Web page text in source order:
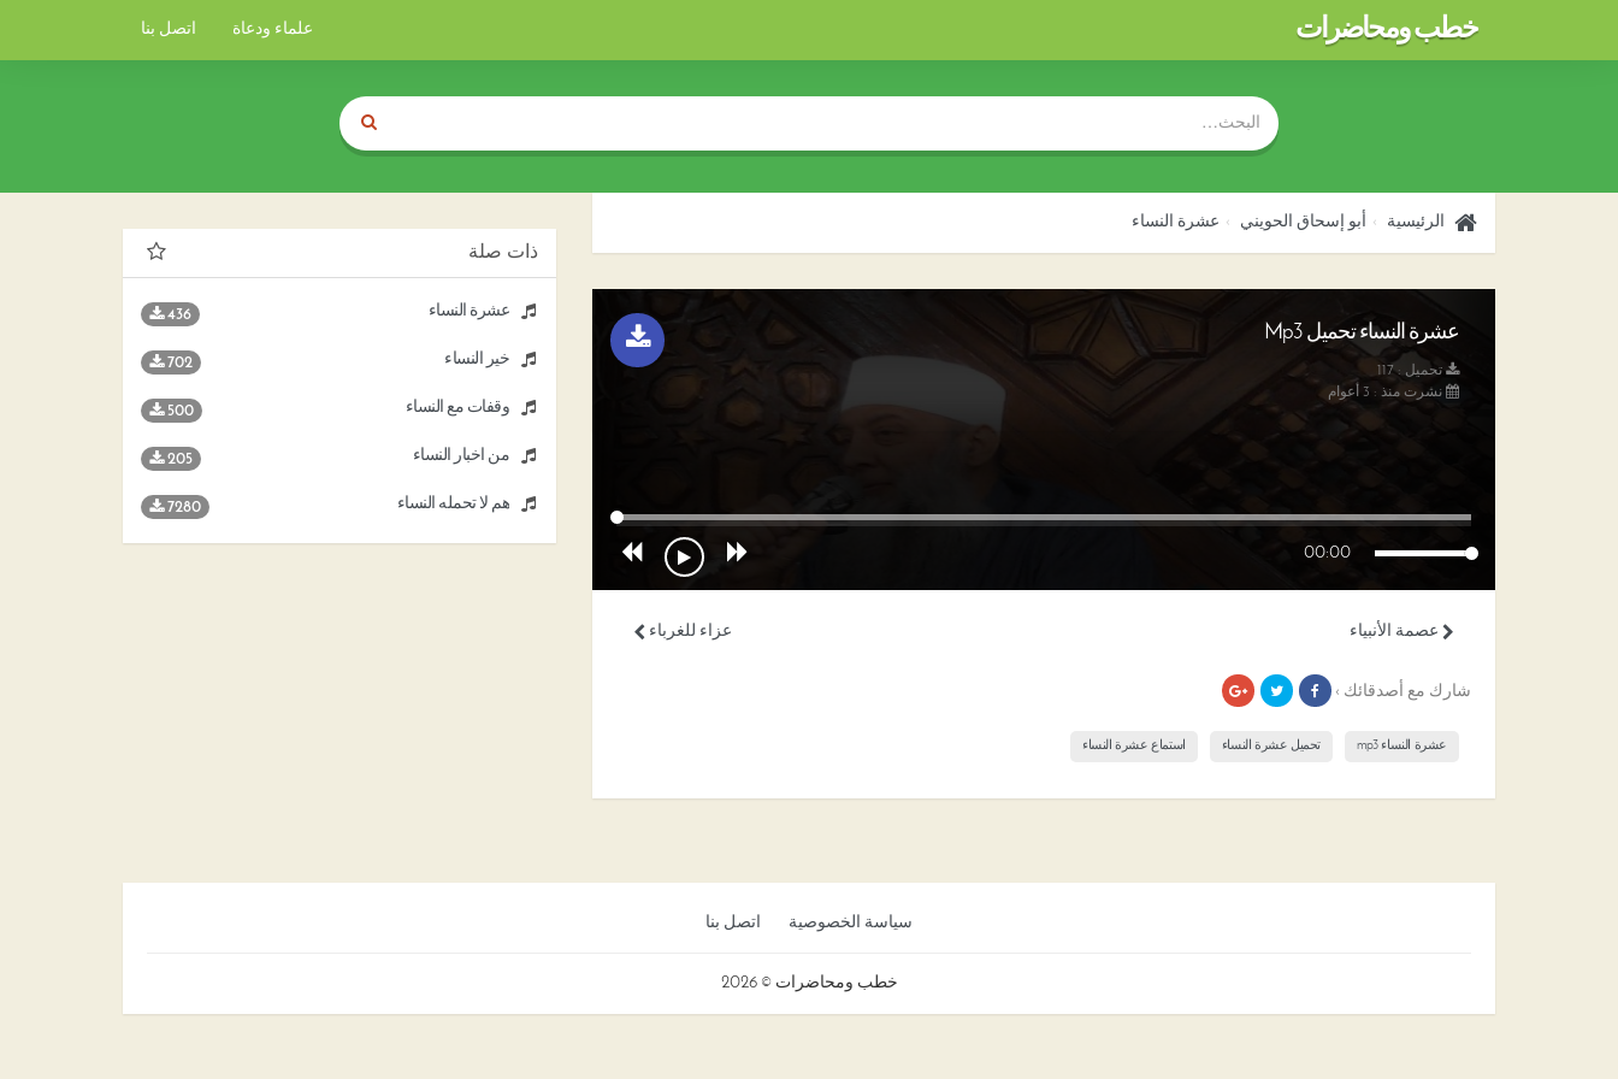
خطب ومحاضرات علماء ودعاة اتصل بنا
الرئيسية أبو إسحاق الحويني عشرة النساء
عشرة النساء تحميل Mp3
تحميل : 117
نشرت منذ : 3 أعوام
00:00
عزاء للغرباء عصمة الأنبياء
شارك مع أصدقائك ›
عشرة النساء mp3 تحميل عشرة النساء استماع عشرة النساء
ذات صلة
عشرة النساء 436
خير النساء 702
وقفات مع النساء 500
من أخبار النساء 205
هم لا تحمله النساء 7280
سياسة الخصوصية اتصل بنا
خطب ومحاضرات © 2026